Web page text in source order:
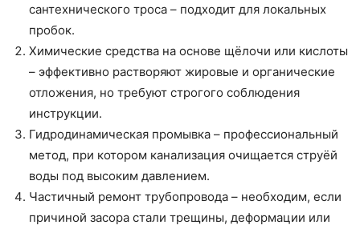
сантехнического троса – подходит для локальных
пробок.
Химические средства на основе щёлочи или кислоты
– эффективно растворяют жировые и органические
отложения, но требуют строгого соблюдения
инструкции.
Гидродинамическая промывка – профессиональный
метод, при котором канализация очищается струёй
воды под высоким давлением.
Частичный ремонт трубопровода – необходим, если
причиной засора стали трещины, деформации или